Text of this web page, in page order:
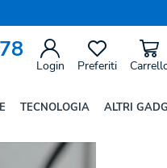
Login Preferiti
TECNOLOGIA ALTRI
giusti